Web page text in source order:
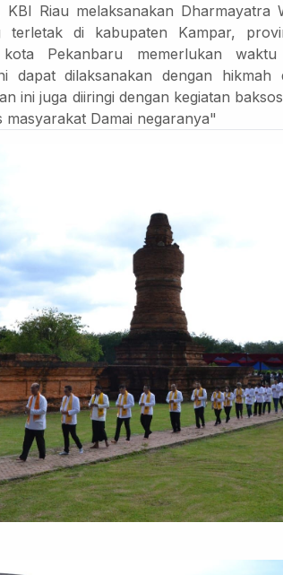
Riau melaksanakan Dharmayatra
terletak di kabupaten Kampar,
kota Pekanbaru memerlukan
dapat dilaksanakan dengan hikmah
ini juga diiringi dengan kegiatan
Damai negaranya"